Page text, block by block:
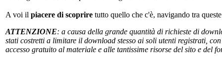
A voi il piacere di scoprire tutto quello che c'è, navigando tra
ATTENZIONE: a causa della grande quantità di richieste di
stati costretti a limitare il download stesso ai soli utenti registrati,
accesso gratuito al materiale e alle tantissime risorse del sito e